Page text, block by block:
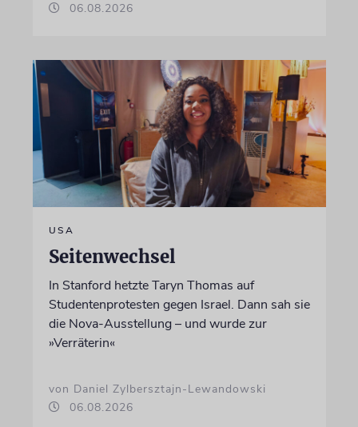
06.08.2026
USA
Seitenwechsel
In Stanford hetzte Taryn Thomas auf
Studentenprotesten gegen Israel. Dann sah sie
die Nova-Ausstellung – und wurde zur
»Verräterin«
von Daniel Zylbersztajn-Lewandowski
06.08.2026